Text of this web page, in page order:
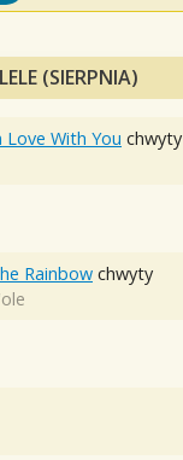
(SIERPNIA)
Love With You chwyty
Rainbow chwyty